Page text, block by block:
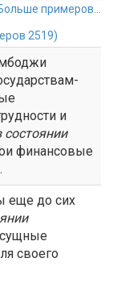
примеров...
2519)
и
состоянии
финансовые
еще до сих
своего